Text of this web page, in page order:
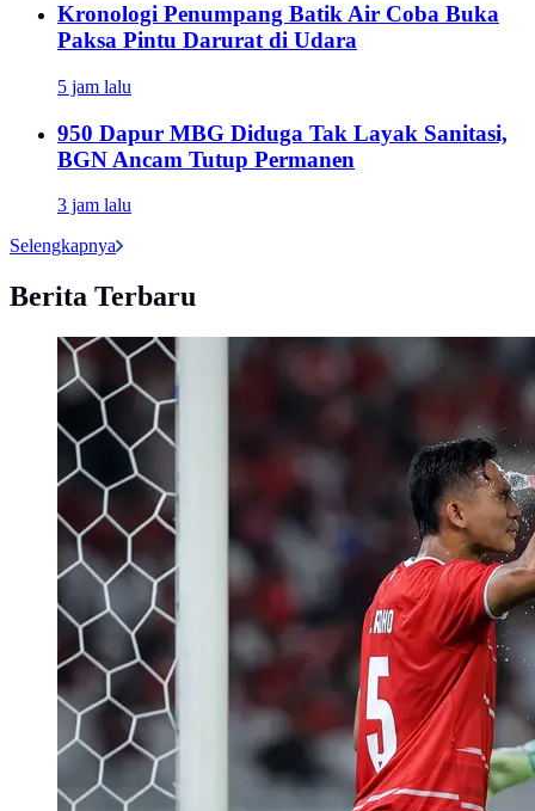
Kronologi Penumpang Batik Air Coba Buka
Paksa Pintu Darurat di Udara
5 jam lalu
950 Dapur MBG Diduga Tak Layak Sanitasi,
BGN Ancam Tutup Permanen
3 jam lalu
Selengkapnya
Berita Terbaru